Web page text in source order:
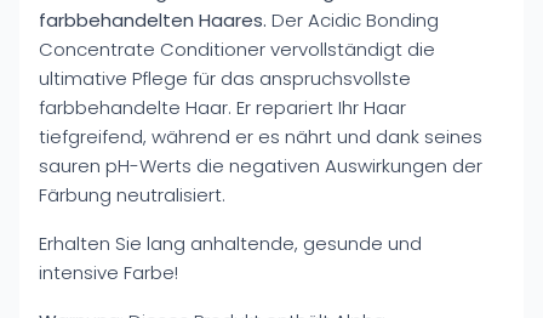
farbbehandelten Haares. Der Acidic Bonding
Concentrate Conditioner vervollständigt die
ultimative Pflege für das anspruchsvollste
farbbehandelte Haar. Er repariert Ihr Haar
tiefgreifend, während er es nährt und dank seines
sauren pH-Werts die negativen Auswirkungen der
Färbung neutralisiert.
Erhalten Sie lang anhaltende, gesunde und
intensive Farbe!